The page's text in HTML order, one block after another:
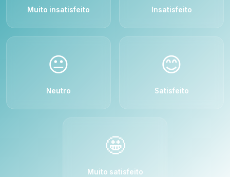
Muito insatisfeito Insatisfeito
😐
Neutro
😊
Satisfeito
🤩
Muito satisfeito